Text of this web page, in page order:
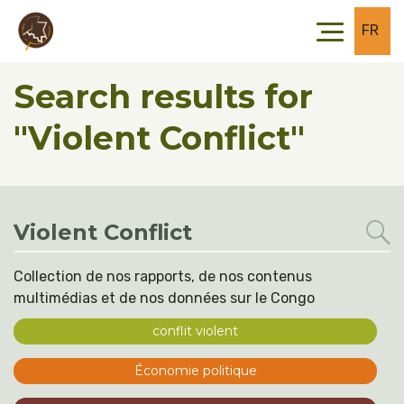
Skip to main content
Skip to footer
FR
Search results for
"Violent Conflict"
Collection de nos rapports, de nos contenus
multimédias et de nos données sur le Congo
conflit violent
Économie politique